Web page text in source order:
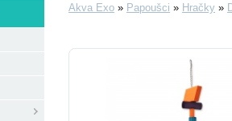
Akva Exo » Papoušci » Hračky »